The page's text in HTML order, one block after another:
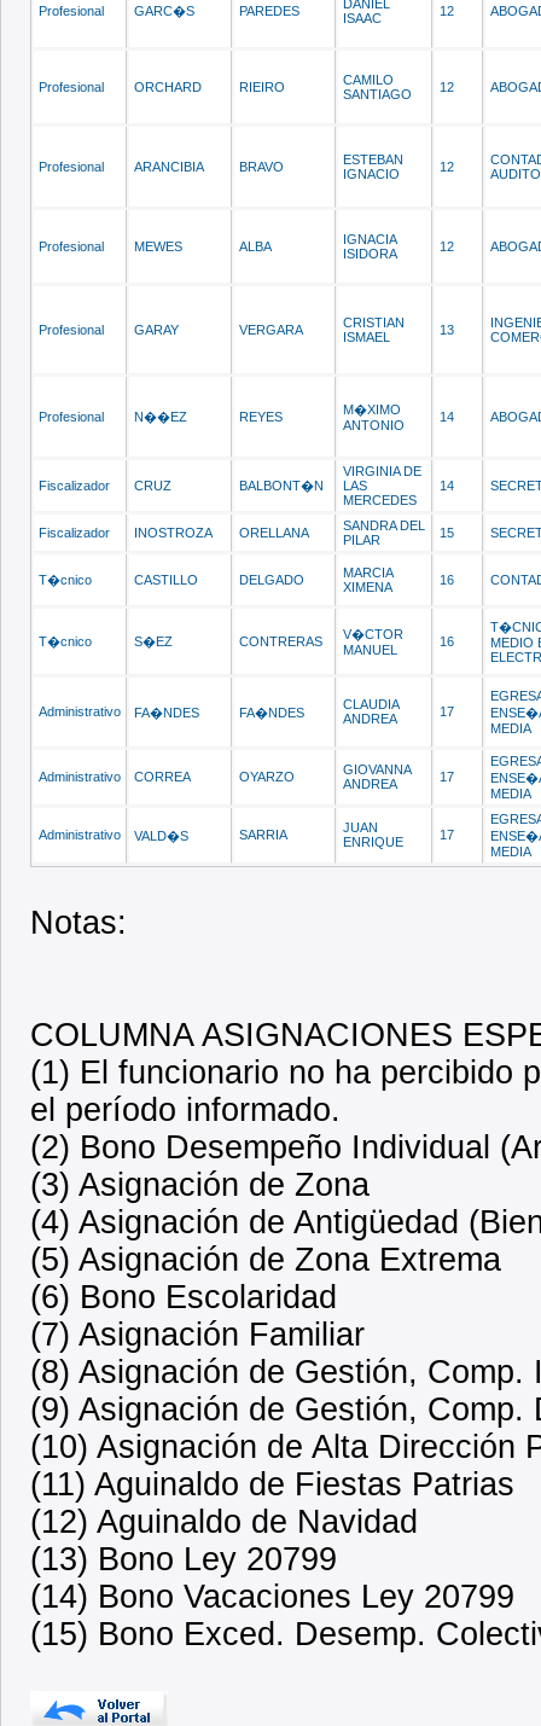
Profesional GARC�S PAREDES
DANIEL
ISAAC
12
Profesional ORCHARD RIEIRO
CAMILO
SANTIAGO
12
Profesional ARANCIBIA BRAVO
ESTEBAN
IGNACIO
12
Profesional MEWES ALBA
IGNACIA
ISIDORA
12
Profesional GARAY VERGARA
CRISTIAN
ISMAEL
13
Profesional N��EZ REYES
M�XIMO
ANTONIO
14
Fiscalizador CRUZ BALBONT�N
VIRGINIA DE
LAS
MERCEDES
14
Fiscalizador INOSTROZA ORELLANA
SANDRA DEL
PILAR
15
T�cnico CASTILLO DELGADO
MARCIA
XIMENA
16
T�cnico S�EZ CONTRERAS
V�CTOR
MANUEL
16
MEDIO
Administrativo FA�NDES FA�NDES
CLAUDIA
ANDREA
17
MEDIA
Administrativo CORREA OYARZO
GIOVANNA
ANDREA
17
MEDIA
Administrativo VALD�S SARRIA
JUAN
ENRIQUE
17
MEDIA
Notas:
COLUMNA ASIGNACIONES
(1) El funcionario no ha percibido
el período informado.
(2) Bono Desempeño Individual
(3) Asignación de Zona
(4) Asignación de Antigüedad
(5) Asignación de Zona Extrema
(6) Bono Escolaridad
(7) Asignación Familiar
(8) Asignación de Gestión, Comp.
(9) Asignación de Gestión,
(10) Asignación de Alta Dirección
(11) Aguinaldo de Fiestas Patrias
(12) Aguinaldo de Navidad
(13) Bono Ley 20799
(14) Bono Vacaciones Ley 20799
(15) Bono Exced. Desemp.